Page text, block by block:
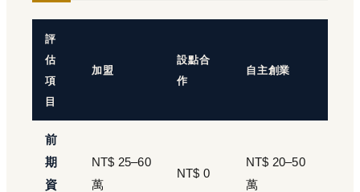
評
估
項
目
加盟
設點合
作
自主創業
前
期
資
NT$ 25–60
萬
NT$ 0
NT$ 20–50
萬